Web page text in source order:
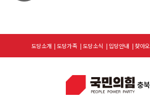
도당소개 도당가족 도당소식 입당안내 찾아